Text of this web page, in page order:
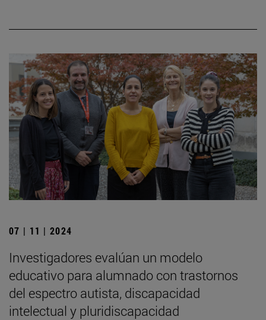
07 | 11 | 2024
Investigadores evalúan un modelo
educativo para alumnado con trastornos
del espectro autista, discapacidad
intelectual y pluridiscapacidad